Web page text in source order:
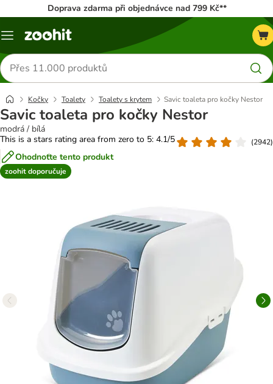
Doprava zdarma při objednávce nad 799 Kč**
Menu
Hledat
produkty
Kočky Toalety Toalety s krytem Savic toaleta pro kočky Nestor
Savic toaleta pro kočky Nestor
modrá / bílá
This is a stars rating area from zero to 5: 4.1/5
(2942)
Ohodnoťte tento produkt
zoohit doporučuje